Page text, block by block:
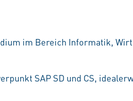
im Bereich Informatik,
SAP SD und CS,